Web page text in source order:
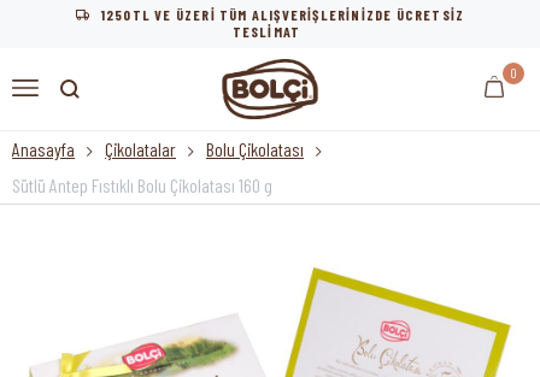
1250TL VE ÜZERİ TÜM ALIŞVERİŞLERİNİZDE ÜCRETSİZ
TESLİMAT
0
Anasayfa Çikolatalar
Bolu Çikolatası
Sütlü Antep Fıstıklı Bolu Çikolatası 160 g